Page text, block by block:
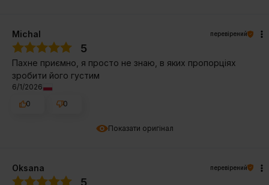
Показати оригінал
Michal перевірений
5
Пахне приємно, я просто не знаю, в яких пропорціях
зробити його густим
6/1/2026
0
0
Oksana перевірений
5